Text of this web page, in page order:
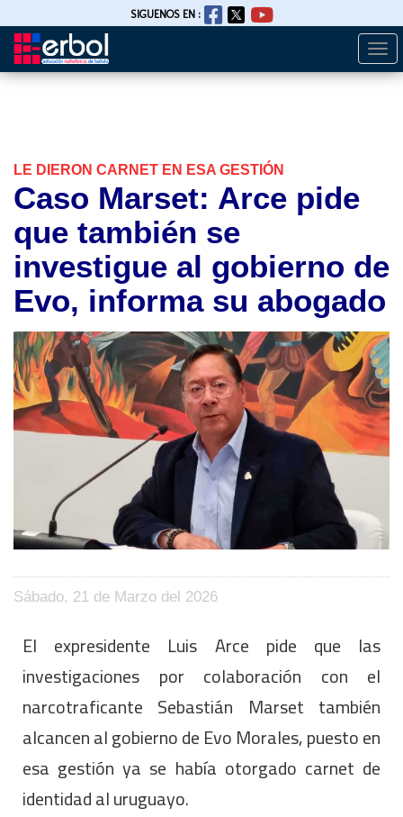
Pasar
SIGUENOS EN :
LE DIERON CARNET EN ESA GESTIÓN
Caso Marset: Arce pide
que también se
investigue al gobierno de
Evo, informa su abogado
Sábado, 21 de Marzo del 2026
El expresidente Luis Arce pide que las
investigaciones por colaboración con el
narcotraficante Sebastián Marset también
alcancen al gobierno de Evo Morales, puesto en
esa gestión ya se había otorgado carnet de
identidad al uruguayo.